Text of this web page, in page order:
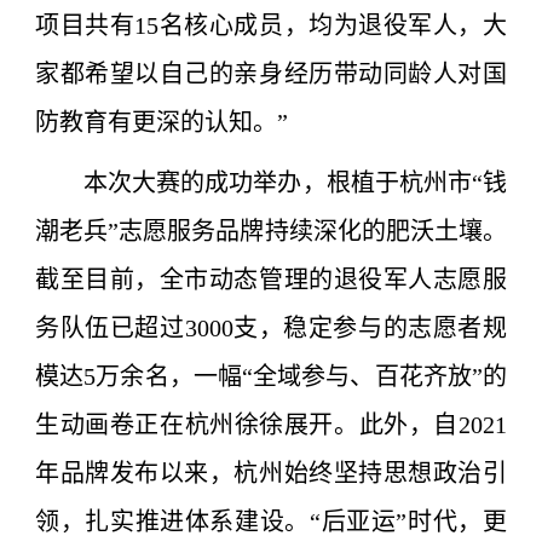
项目共有15名核心成员，均为退役军人，大
家都希望以自己的亲身经历带动同龄人对国
防教育有更深的认知。”
本次大赛的成功举办，根植于杭州市“钱
潮老兵”志愿服务品牌持续深化的肥沃土壤。
截至目前，全市动态管理的退役军人志愿服
务队伍已超过3000支，稳定参与的志愿者规
模达5万余名，一幅“全域参与、百花齐放”的
生动画卷正在杭州徐徐展开。此外，自2021
年品牌发布以来，杭州始终坚持思想政治引
领，扎实推进体系建设。“后亚运”时代，更